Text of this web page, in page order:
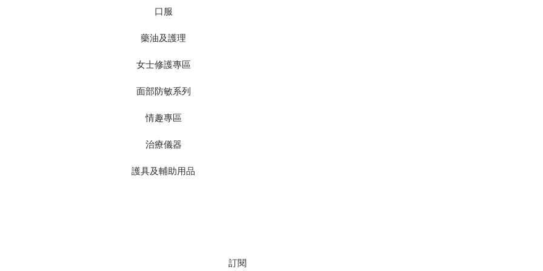
口服
藥油及護理
女士修護專區
面部防敏系列
情趣專區
治療儀器
護具及輔助用品
訂閱